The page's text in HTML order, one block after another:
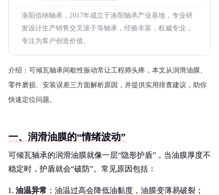
洛阳佰纳轴承，2017年成立于洛阳轴承产业基地，专业研
发设计生产销售交叉滚子等轴承，经验丰富，权威专业，
专注为客户创造价值。
介绍： 可倾瓦轴承间歇性振动常让工程师头疼，本文从润滑油膜、
零件磨损、安装误差三方面解析原因，并提供实用排查建议，助你
快速定位问题。
一、润滑油膜的“情绪波动”
可倾瓦轴承的润滑油膜就像一层“隐形护盾”，当油膜厚度不
稳定时，护盾就会“破防”。常见原因包括：
油温异常 ：油温过高会降低油黏度，油膜变薄易破裂；